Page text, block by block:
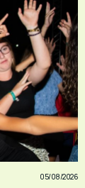
05/08/2026